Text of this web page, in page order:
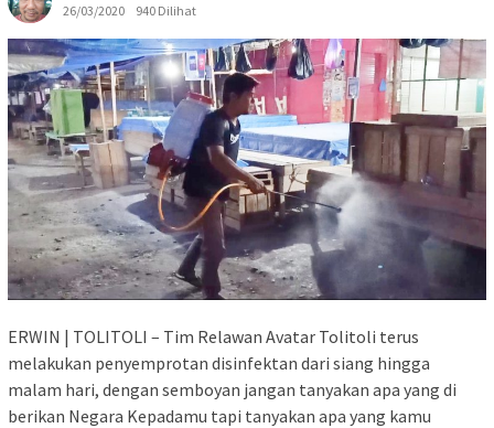
26/03/2020
940 Dilihat
ERWIN | TOLITOLI – Tim Relawan Avatar Tolitoli terus
melakukan penyemprotan disinfektan dari siang hingga
malam hari, dengan semboyan jangan tanyakan apa yang di
berikan Negara Kepadamu tapi tanyakan apa yang kamu